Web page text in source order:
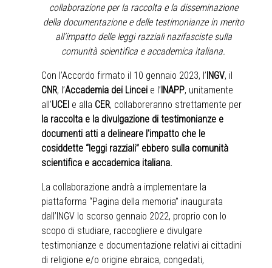
collaborazione per la raccolta e la disseminazione
della documentazione e delle testimonianze in merito
all’impatto delle leggi razziali nazifasciste sulla
comunità scientifica e accademica italiana.
Con l’Accordo firmato il 10 gennaio 2023, l’ INGV, il
CNR, l’Accademia dei Lincei e l’ INAPP, unitamente
all’UCEI e alla CER, collaboreranno strettamente per
la raccolta e la divulgazione di testimonianze e
documenti atti a delineare l'impatto che le
cosiddette “leggi razziali” ebbero sulla comunità
scientifica e accademica italiana.
La collaborazione andrà a implementare la
piattaforma “Pagina della memoria” inaugurata
dall’INGV lo scorso gennaio 2022, proprio con lo
scopo di studiare, raccogliere e divulgare
testimonianze e documentazione relativi ai cittadini
di religione e/o origine ebraica, congedati,